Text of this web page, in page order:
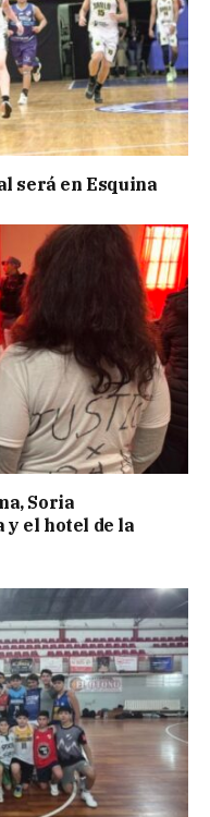
será en Esquina
Soria
y el hotel de la